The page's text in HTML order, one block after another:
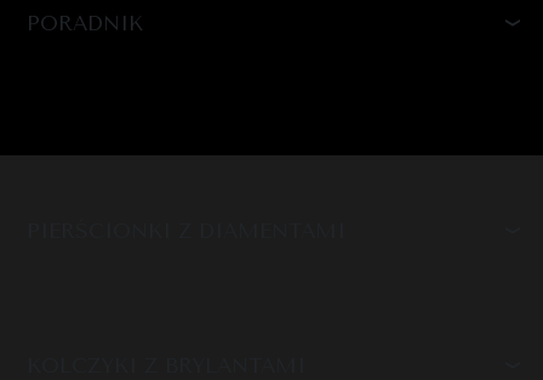
PORADNIK